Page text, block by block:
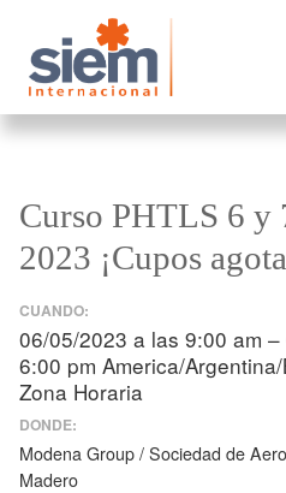
Curso PHTLS 6 y
2023 ¡Cupos
CUANDO:
06/05/2023 a las 9:00 am
6:00 pm America/
Zona Horaria
DONDE:
Modena Group / Sociedad de
Madero